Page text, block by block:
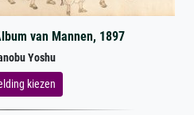
van Mannen, 1897
Yoshu
kiezen